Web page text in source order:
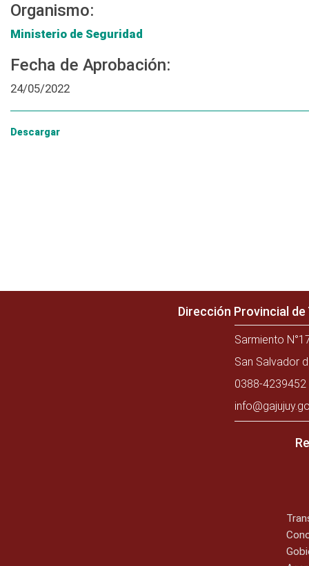
Organismo:
Ministerio de Seguridad
Fecha de Aprobación:
24/05/2022
Descargar
Dirección Provincial
Sarmiento
San Salvador
0388-